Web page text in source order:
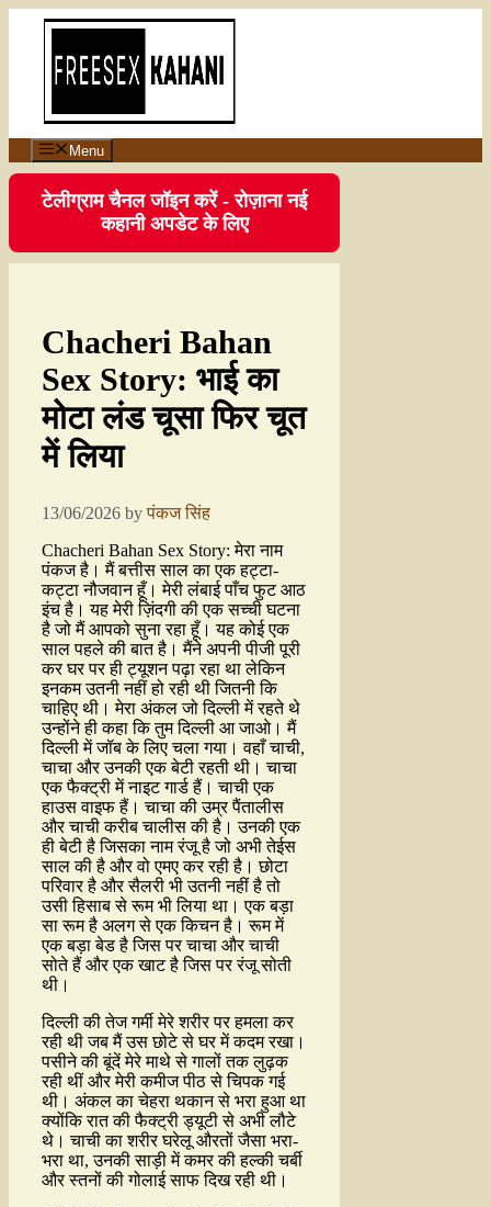
Menu
टेलीग्राम चैनल जॉइन करें - रोज़ाना नई
कहानी अपडेट के लिए
Chacheri Bahan
Sex Story: भाई का
मोटा लंड चूसा फिर चूत
में लिया
13/06/2026 byपंकज सिंह
Chacheri Bahan Sex Story: मेरा नाम
पंकज है। मैं बत्तीस साल का एक हट्टा-
कट्टा नौजवान हूँ। मेरी लंबाई पाँच फुट आठ
इंच है। यह मेरी ज़िंदगी की एक सच्ची घटना
है जो मैं आपको सुना रहा हूँ। यह कोई एक
साल पहले की बात है। मैंने अपनी पीजी पूरी
कर घर पर ही ट्यूशन पढ़ा रहा था लेकिन
इनकम उतनी नहीं हो रही थी जितनी कि
चाहिए थी। मेरा अंकल जो दिल्ली में रहते थे
उन्होंने ही कहा कि तुम दिल्ली आ जाओ। मैं
दिल्ली में जॉब के लिए चला गया। वहाँ चाची,
चाचा और उनकी एक बेटी रहती थी। चाचा
एक फैक्ट्री में नाइट गार्ड हैं। चाची एक
हाउस वाइफ हैं। चाचा की उम्र पैंतालीस
और चाची करीब चालीस की है। उनकी एक
ही बेटी है जिसका नाम रंजू है जो अभी तेईस
साल की है और वो एमए कर रही है। छोटा
परिवार है और सैलरी भी उतनी नहीं है तो
उसी हिसाब से रूम भी लिया था। एक बड़ा
सा रूम है अलग से एक किचन है। रूम में
एक बड़ा बेड है जिस पर चाचा और चाची
सोते हैं और एक खाट है जिस पर रंजू सोती
थी।
दिल्ली की तेज गर्मी मेरे शरीर पर हमला कर
रही थी जब मैं उस छोटे से घर में कदम रखा।
पसीने की बूंदें मेरे माथे से गालों तक लुढ़क
रही थीं और मेरी कमीज पीठ से चिपक गई
थी। अंकल का चेहरा थकान से भरा हुआ था
क्योंकि रात की फैक्ट्री ड्यूटी से अभी लौटे
थे। चाची का शरीर घरेलू औरतों जैसा भरा-
भरा था, उनकी साड़ी में कमर की हल्की चर्बी
और स्तनों की गोलाई साफ दिख रही थी।